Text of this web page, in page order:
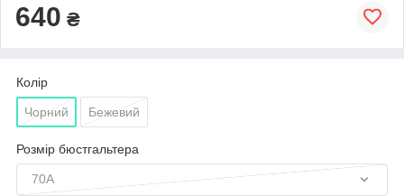
640 ₴
Колір
Чорний Бежевий
Розмір бюстгальтера
70A